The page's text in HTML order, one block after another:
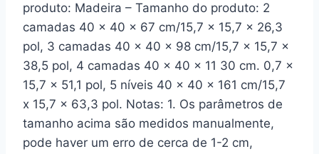
produto: Madeira – Tamanho do produto: 2
camadas 40 x 40 x 67 cm/15,7 x 15,7 x 26,3
pol, 3 camadas 40 x 40 x 98 cm/15,7 x 15,7 x
38,5 pol, 4 camadas 40 x 40 x 11 30 cm. 0,7 x
15,7 x 51,1 pol, 5 níveis 40 x 40 x 161 cm/15,7
x 15,7 x 63,3 pol. Notas: 1. Os parâmetros de
tamanho acima são medidos manualmente,
pode haver um erro de cerca de 1-2 cm,